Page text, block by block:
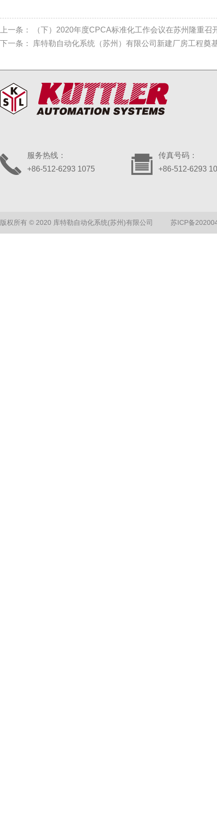
上一条：
（下）2020年度CPCA标准化工作会议在苏州隆重召
下一条：
库特勒自动化系统（苏州）有限公司新建厂房工程奠
服务热线：
+86-512-6293 1075
传真号码：
+86-512-6293
版权所有 © 2020 库特勒自动化系统(苏州)有限公司 苏ICP备